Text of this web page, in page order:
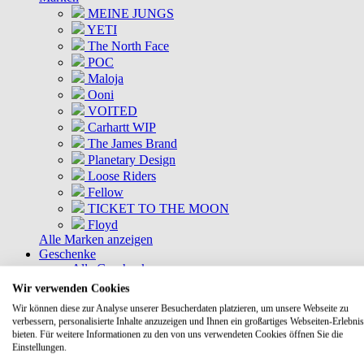
MEINE JUNGS
YETI
The North Face
POC
Maloja
Ooni
VOITED
Carhartt WIP
The James Brand
Planetary Design
Loose Riders
Fellow
TICKET TO THE MOON
Floyd
Alle Marken anzeigen
Geschenke
Alle Geschenke
Geschenkkisten
DEALS
Aktuelle Deals
Kommende Deals
Wir verwenden Cookies
Wir können diese zur Analyse unserer Besucherdaten platzieren, um unsere Webseite zu
verbessern, personalisierte Inhalte anzuzeigen und Ihnen ein großartiges Webseiten-
bieten. Für weitere Informationen zu den von uns verwendeten Cookies öffnen Sie die
Einstellungen.